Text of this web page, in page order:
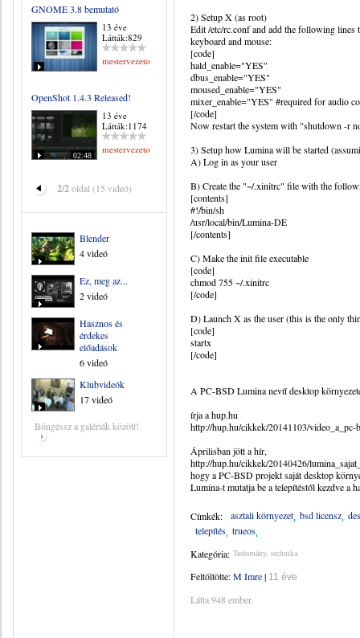
GNOME 3.8 bemutató
13 éve
Látták:829
mestervezeto
OpenShot 1.4.3 Released!
02:48
13 éve
Látták:1174
mestervezeto
2/2oldal (15 videó)
Blender
4 videó
Ez, meg az...
2 videó
Hasznos és
érdekes
előadások
6 videó
Klubvideók
17 videó
Böngéssz a galériák között!
2) Setup X (as root)
Edit /etc/rc.conf and add the following lines
keyboard and mouse:
[code]
hald_enable="YES"
dbus_enable="YES"
moused_enable="YES"
mixer_enable="YES" #required for audio
[/code]
Now restart the system with "shutdown -r
3) Setup how Lumina will be started
A) Log in as your user
B) Create the "~/.xinitrc" file with the
[contents]
#!/bin/sh
/usr/local/bin/Lumina-DE
[/contents]
C) Make the init file executable
[code]
chmod 755 ~/.xinitrc
[/code]
D) Launch X as the user (this is the only
[code]
startx
[/code]
A PC-BSD Lumina nevű desktop
írja a hup.hu
http://hup.hu/cikkek/20141103/
Áprilisban jött a hír,
http://hup.hu/cikkek/20140426/
hogy a PC-BSD projekt saját desktop
Lumina-t mutatja be a telepítéstől kezdve a
Címkék: asztali környezet bsd licensz
telepítés trueos
Kategória: Tudomány, technika
Feltöltötte:M Imre| 11 éve
Látta 948 ember.